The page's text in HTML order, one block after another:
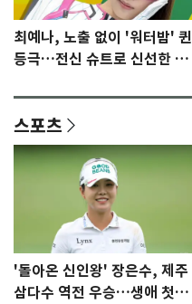
최예나, 노출 없이 '워터밤' 퀸
등극…전신 슈트로 신선한 충
스포츠
'돌아온 신인왕' 장은수, 제주
삼다수 역전 우승…생애 첫승